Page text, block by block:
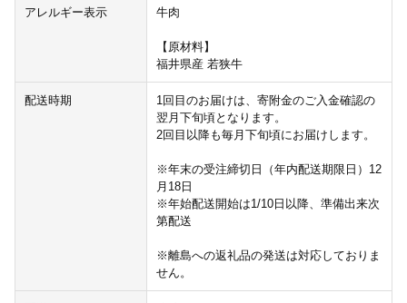
アレルギー表示 牛肉
【原材料】
福井県産 若狭牛
配送時期
1回目のお届けは、寄附金のご入金確認の
翌月下旬頃となります。
2回目以降も毎月下旬頃にお届けします。
※年末の受注締切日（年内配送期限日）12
月18日
※年始配送開始は1/10日以降、準備出来次
第配送
※離島への返礼品の発送は対応しておりま
せん。